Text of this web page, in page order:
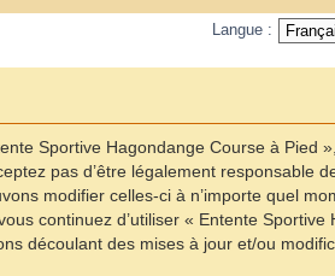
Langue :
Sportive Hagondange Course à Pied »,
pas d’être légalement responsable
modifier celles-ci à n’importe quel
continuez d’utiliser « Entente Sportive
découlant des mises à jour et/ou